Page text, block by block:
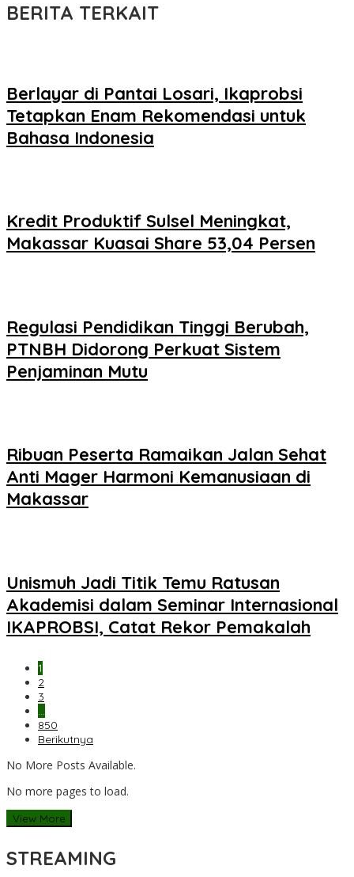
BERITA TERKAIT
Berlayar di Pantai Losari, Ikaprobsi
Tetapkan Enam Rekomendasi untuk
Bahasa Indonesia
Kredit Produktif Sulsel Meningkat,
Makassar Kuasai Share 53,04 Persen
Regulasi Pendidikan Tinggi Berubah,
PTNBH Didorong Perkuat Sistem
Penjaminan Mutu
Ribuan Peserta Ramaikan Jalan Sehat
Anti Mager Harmoni Kemanusiaan di
Makassar
Unismuh Jadi Titik Temu Ratusan
Akademisi dalam Seminar Internasional
IKAPROBSI, Catat Rekor Pemakalah
1
2
3
…
850
Berikutnya
No More Posts Available.
No more pages to load.
View More
STREAMING